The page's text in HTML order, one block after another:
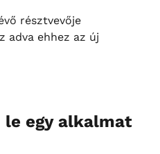
résztvevője
adva ehhez az új
le egy alkalmat